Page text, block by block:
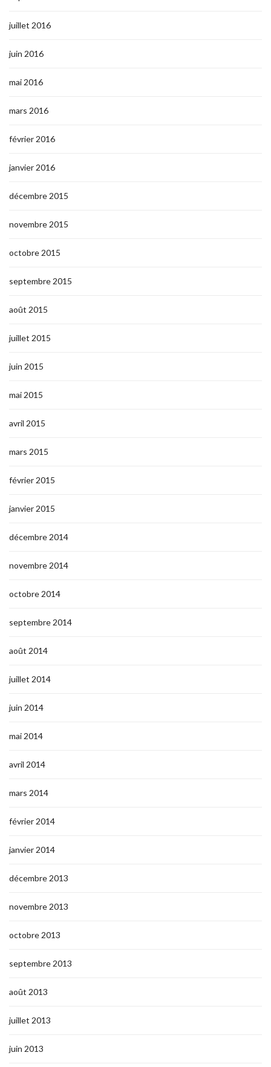
juillet 2016
juin 2016
mai 2016
mars 2016
février 2016
janvier 2016
décembre 2015
novembre 2015
octobre 2015
septembre 2015
août 2015
juillet 2015
juin 2015
mai 2015
avril 2015
mars 2015
février 2015
janvier 2015
décembre 2014
novembre 2014
octobre 2014
septembre 2014
août 2014
juillet 2014
juin 2014
mai 2014
avril 2014
mars 2014
février 2014
janvier 2014
décembre 2013
novembre 2013
octobre 2013
septembre 2013
août 2013
juillet 2013
juin 2013